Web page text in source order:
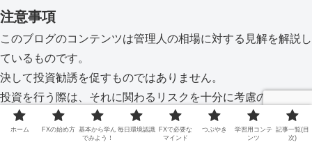
注意事項
このブログのコンテンツは管理人の相場に対する見解を解説し
ているものです。
決して投資勧誘を促すものではありません。
投資を行う際は、それに関わるリスクを十分に考慮の上、投資
の運用は自己判断・自己責任の上行なってください。
ホーム FXの始め方 基本から学ん
でみよう！
毎日環境認識 FXで必要な
マインド
つぶやき
学習用コンテ
ンツ
記事一覧(目
次)